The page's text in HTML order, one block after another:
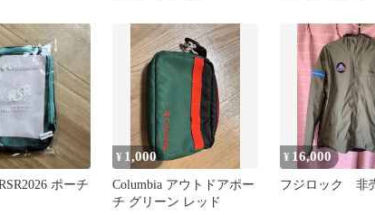
ポーチ
¥ 1,000
Columbia アウトドアポー
チ グリーン レッド
¥ 16,000
フジロック 非